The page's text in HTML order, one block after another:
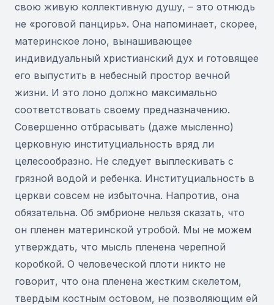
свою живую коллективную душу, – это отнюдь
не «роговой панцирь». Она напоминает, скорее,
материнское лоно, вынашивающее
индивидуальный христианский дух и готовящее
его выпустить в небесный простор вечной
жизни. И это лоно должно максимально
соответствовать своему предназначению.
Совершенно отбрасывать (даже мысленно)
церковную институциальность вряд ли
целесообразно. Не следует выплескивать с
грязной водой и ребенка. Институциальность в
церкви совсем не избыточна. Напротив, она
обязательна. Об эмбрионе нельзя сказать, что
он пленен материнской утробой. Мы не можем
утверждать, что мысль пленена черепной
коробкой. О человеческой плоти никто не
говорит, что она пленена жестким скелетом,
твердым костным остовом, не позволяющим ей